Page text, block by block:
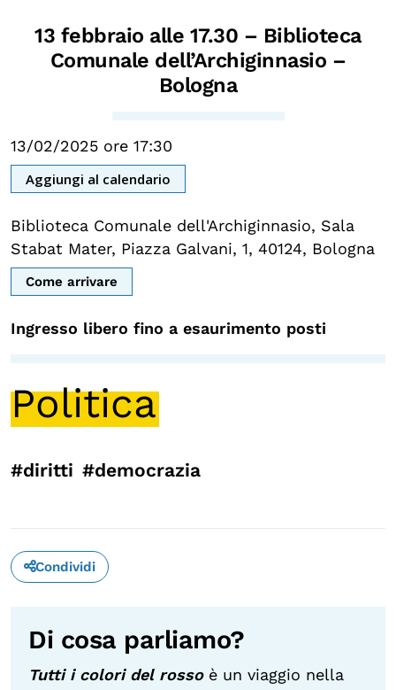
Storie di Resistenza, ottant’anni dopo
Calendario civile
Podcast
Attività per bambine e bambini
Programmi per le scuole
Under25
Classici del Pensiero Politico
13 febbraio alle 17.30 – Biblioteca
Comunale dell’Archiginnasio –
Bologna
13/02/2025 ore 17:30
Aggiungi al calendario
Biblioteca Comunale dell'Archiginnasio, Sala
Stabat Mater, Piazza Galvani, 1, 40124, Bologna
Come arrivare
Ingresso libero fino a esaurimento posti
Politica
#diritti #democrazia
Condividi
Di cosa parliamo?
Tutti i colori del rossoè un viaggio nella